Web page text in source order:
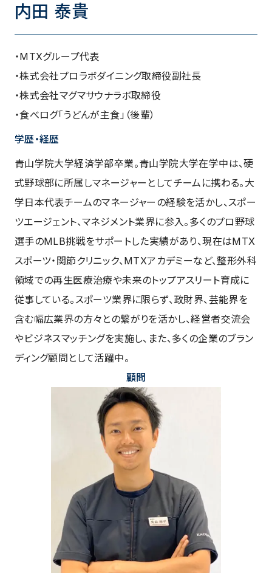
内田 泰貴
・MTXグループ代表
・株式会社プロラボダイニング取締役副社長
・株式会社マグマサウナラボ取締役
・食べログ「うどんが主食」（後輩）
学歴・経歴
青山学院大学経済学部卒業。青山学院大学在学中は、硬
式野球部に所属しマネージャーとしてチームに携わる。大
学日本代表チームのマネージャーの経験を活かし、スポー
ツエージェント、マネジメント業界に参入。多くのプロ野球
選手のMLB挑戦をサポートした実績があり、現在はMTX
スポーツ・関節クリニック、MTXアカデミーなど、整形外科
領域での再生医療治療や未来のトップアスリート育成に
従事している。スポーツ業界に限らず、政財界、芸能界を
含む幅広業界の方々との繋がりを活かし、経営者交流会
やビジネスマッチングを実施し、また、多くの企業のブラン
ディング顧問として活躍中。
顧問